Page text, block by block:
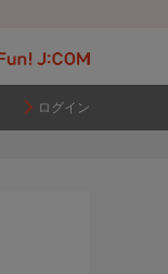
ログイン